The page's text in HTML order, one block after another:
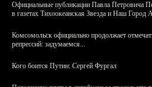
Официальные публикации Павла Петровича
в газетах Тихоокеанская Звезда и Наш Город
Комсомольск официально продолжает
репрессий: задумаемся...
Кого боится Путин: Сергей Фургал